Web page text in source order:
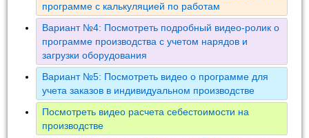
программе с калькуляцией по работам
Вариант №4: Посмотреть подробный видео-ролик о
программе производства с учетом нарядов и
загрузки оборудования
Вариант №5: Посмотреть видео о программе для
учета заказов в индивидуальном производстве
Посмотреть видео расчета себестоимости на
производстве